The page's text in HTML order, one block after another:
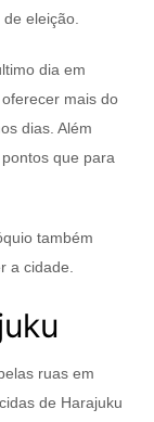
eleição.
dia em
mais do
dias. Além
que para
também
a cidade.
ruas em
de Harajuku